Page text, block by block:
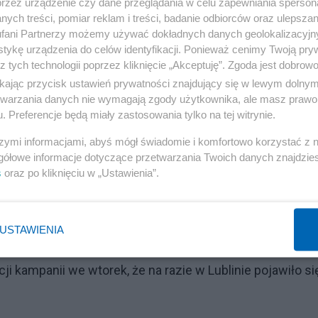
uzgodnienia z RPD.
Praw Dziecka"
prasowej, a Przemysław Czarnek już szuka
wymierzona w dzieci, to akcja, która skończy się
i obywatelami, a nie stanął w obronie
samego ministra. To najkrótsze podsumowanie
i Mikołaj Pawlak sprawują funkcję" – dodano.
kampanii we wtorek, że na razie w Lublinie pojawiło
treści, pomiar reklam i treści, badanie odbiorców oraz
Partnerzy możemy używać dokładnych danych
urządzenia do celów identyfikacji. Ponieważ cenimy Twoją
tych technologii poprzez kliknięcie „Akceptuję”. Zgoda jest
przycisk ustawień prywatności znajdujący się w lewym
danych nie wymagają zgody użytkownika, ale masz
Preferencje będą miały zastosowania tylko na tej witrynie.
informacjami, abyś mógł świadomie i komfortowo korzystać z
informacje dotyczące przetwarzania Twoich danych
oraz po kliknięciu w „Ustawienia”.
USTAWIENIA